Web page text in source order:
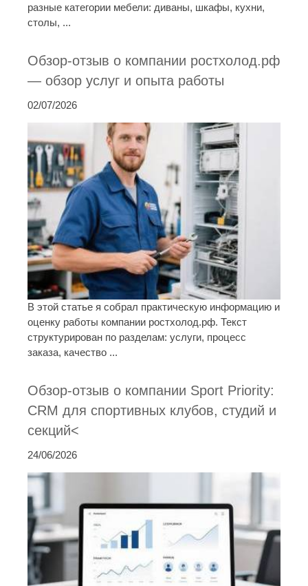
разные категории мебели: диваны, шкафы, кухни,
столы, ...
Обзор-отзыв о компании ростхолод.рф
— обзор услуг и опыта работы
02/07/2026
В этой статье я собрал практическую информацию и
оценку работы компании ростхолод.рф. Текст
структурирован по разделам: услуги, процесс
заказа, качество ...
Обзор-отзыв о компании Sport Priority:
CRM для спортивных клубов, студий и
секций<
24/06/2026